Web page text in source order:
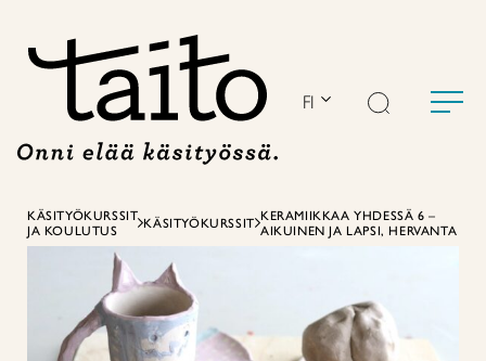
FI
KÄSITYÖKURSSIT
JA KOULUTUS
KÄSITYÖKURSSIT KERAMIIKKAA YHDESSÄ 6 –
AIKUINEN JA LAPSI, HERVANTA